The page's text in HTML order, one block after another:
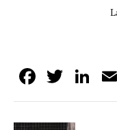
Facebook